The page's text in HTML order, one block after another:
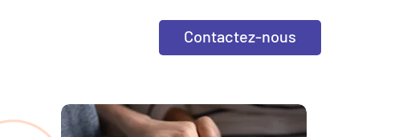
Contactez-nous